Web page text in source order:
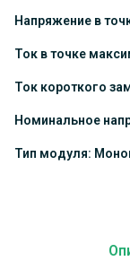
Напряжение в
Ток в точке
Ток короткого
Номинальное
Тип модуля: